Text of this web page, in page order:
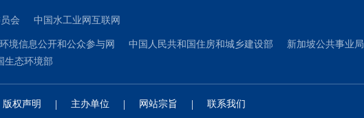
会 中国水工业网互联网
境信息公开和公众参与网 中国人民共和国住房和城乡建设部 新加坡公共事业局
生态环境部
版权声明 | 主办单位 | 网站宗旨 | 联系我们